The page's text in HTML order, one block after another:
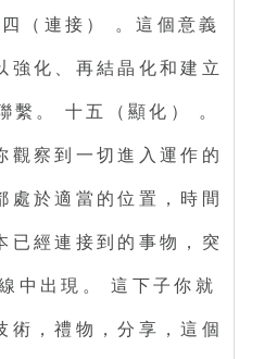
（連接） 。這個意義
強化、再結晶化和建立
繫。 十五（顯化） 。
觀察到一切進入運作的
處於適當的位置，時間
已經連接到的事物，突
中出現。 這下子你就
術，禮物，分享，這個